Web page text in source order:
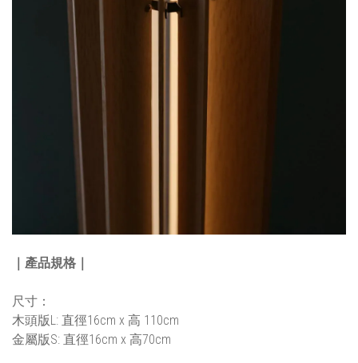
｜產品規格｜
尺寸：
木頭版L: 直徑16cm x 高 110cm
金屬版S: 直徑16cm x 高70cm